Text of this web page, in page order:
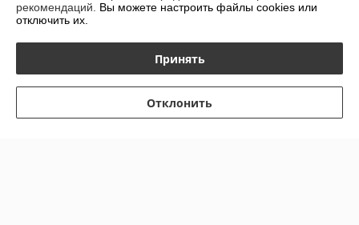
График работы
Политика обработки cookies
рекомендаций. Вы можете настроить файлы cookies или
отключить их.
Принять
Отклонить